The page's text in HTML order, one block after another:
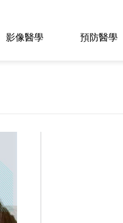
影像醫學 預防醫學